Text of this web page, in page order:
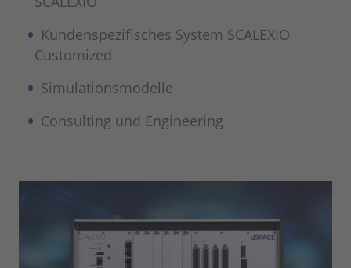
Kundenspezifisches System SCALEXIO
Customized
Simulationsmodelle
Consulting und Engineering